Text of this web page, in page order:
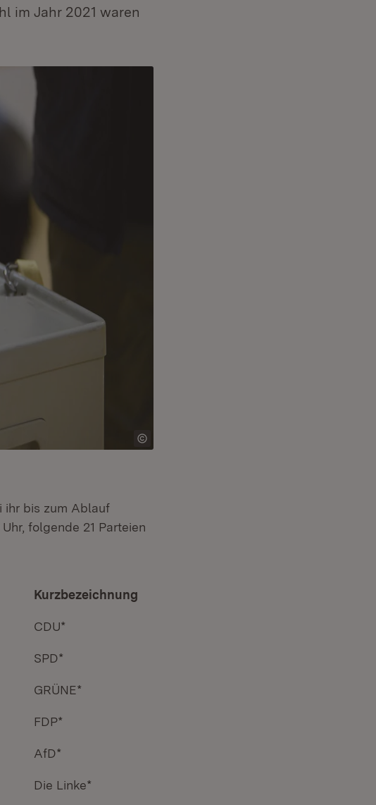
im Jahr 2021 waren
ihr bis zum Ablauf
folgende 21 Parteien
Kurzbezeichnung
CDU*
SPD*
GRÜNE*
FDP*
AfD*
Die Linke*